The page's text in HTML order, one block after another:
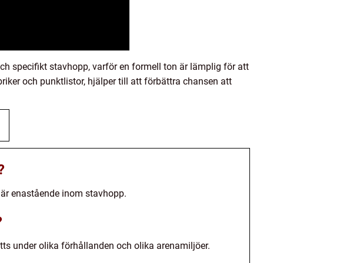
specifikt stavhopp, varför en formell ton är lämplig för att
och punktlistor, hjälper till att förbättra chansen att
enastående inom stavhopp.
under olika förhållanden och olika arenamiljöer.